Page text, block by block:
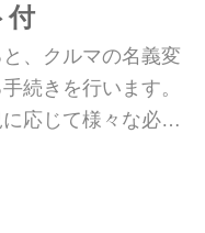
付
、クルマの名義変
続きを行います。
応じて様々な必要
ばなりません。ク
売却する相手によ
類が変わります。